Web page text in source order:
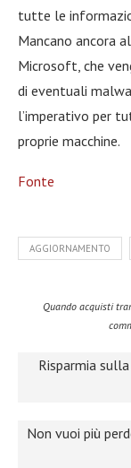
tutte le
Mancano ancora
Microsoft, che
di eventuali
l’imperativo per
proprie macchine.
Fonte
AGGIORNAMENTO
Quando acquisti
Risparmia
Non vuoi più